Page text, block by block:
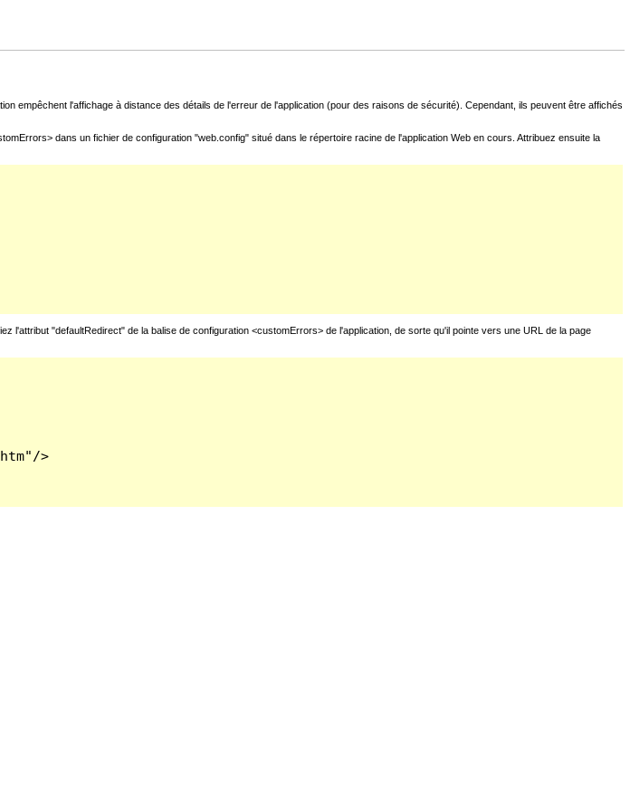
empêchent l'affichage à distance des détails de l'erreur de l'application (pour des raisons de sécurité). Cependant, ils peuvent être affichés
dans un fichier de configuration "web.config" situé dans le répertoire racine de l'application Web en cours. Attribuez ensuite la
"defaultRedirect" de la balise de configuration <customErrors> de l'application, de sorte qu'il pointe vers une URL de la page
>